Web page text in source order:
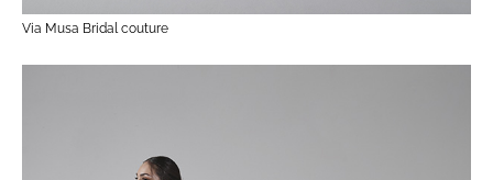
Via Musa Bridal couture